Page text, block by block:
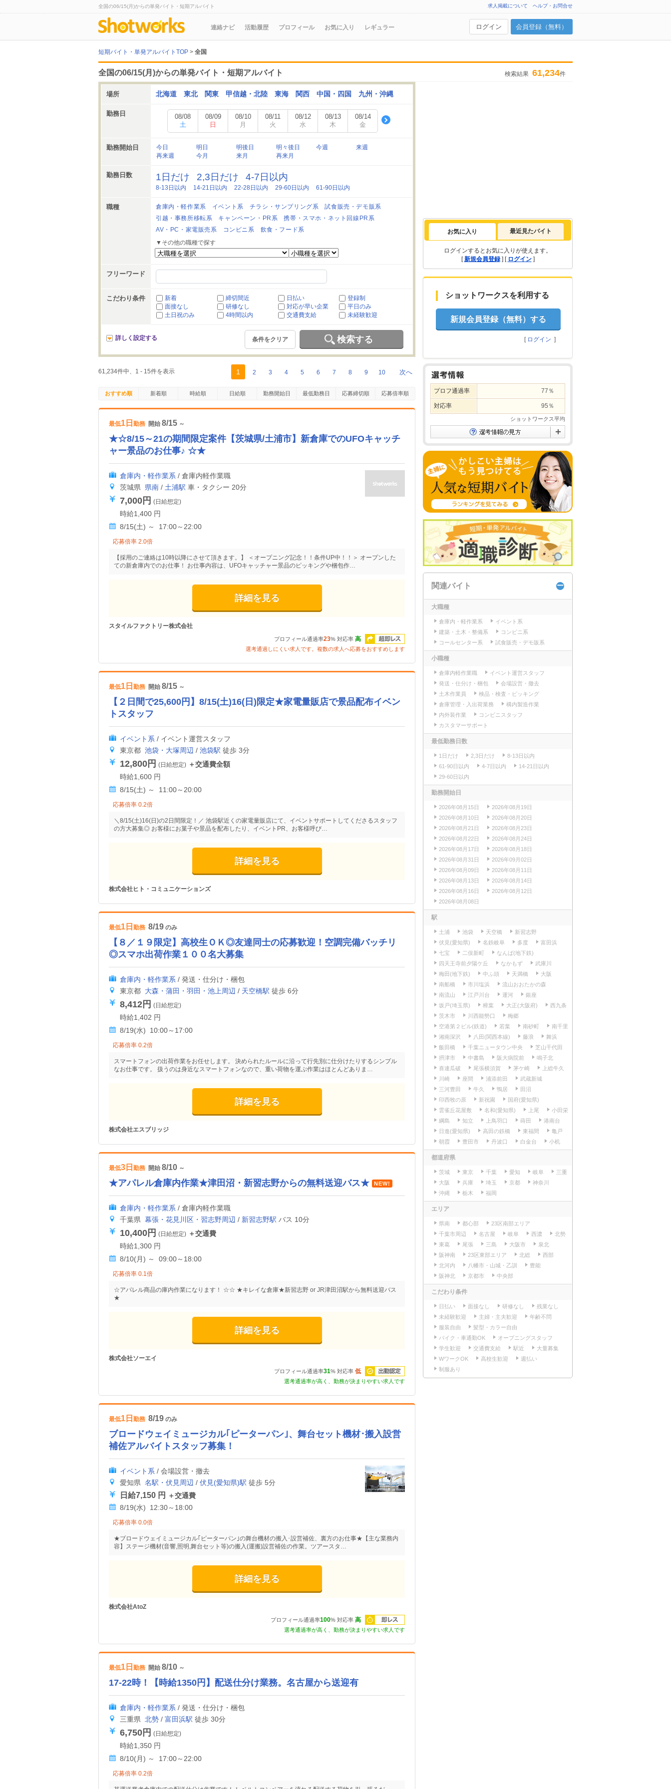
全国の06/15(月)からの単発バイト・短期アルバイト 求人掲載について ヘルプ・お問合せ
連絡ナビ 活動履歴 プロフィール お気に入り レギュラー ログイン 会員登録（無料）
短期バイト・単発アルバイトTOP > 全国
全国の06/15(月)からの単発バイト・短期アルバイト 検索結果 61,234件
場所 北海道 東北 関東 甲信越・北陸 東海 関西 中国・四国 九州・沖縄
勤務日
08/08
土
08/09
日
08/10
月
08/11
火
08/12
水
08/13
木
08/14
金
勤務開始日 今日 明日 明後日 明々後日 今週
来週
再来週
今月 来月 再来月
勤務日数 1日だけ 2,3日だけ 4-7日以内
8-13日以内 14-21日以内 22-28日以内 29-60日以内 61-90日以内
職種 倉庫内・軽作業系 イベント系 チラシ・サンプリング系
試食販売・デモ販系
引越・事務所移転系
キャンペーン・PR系
携帯・スマホ・ネット回線PR系
AV・PC・家電販売系
コンビニ系
飲食・フード系
▼その他の職種で探す
フリーワード
こだわり条件 新着 締切間近 日払い
登録制
面接なし
研修なし 対応が早い企業
平日のみ
土日祝のみ
4時間以内 交通費支給 未経験歓迎
詳しく設定する 条件をクリア 検索する
61,234件中、1 - 15件を表示 1 2 3 4 5 6 7 8 9 10 次へ
おすすめ順 新着順 時給順 日給順 勤務開始日 最低勤務日 応募締切順 応募倍率順
最低1日 勤務 開始 8/15 ～
★☆8/15～21の期間限定案件【茨城県/土浦市】新倉庫でのUFOキャッチ
ャー景品のお仕事♪ ☆★
倉庫内・軽作業系 / 倉庫内軽作業職
茨城県 県南 / 土浦駅 車・タクシー 20分
7,000円 (日給想定)
時給1,400 円
8/15(土) ～ 17:00～22:00
応募倍率 2.0倍
【採用のご連絡は10時以降にさせて頂きます。】 ＜オープニング記念！！条件UP中！！＞ オープンした
ての新倉庫内でのお仕事！ お仕事内容は、UFOキャッチャー景品のピッキングや梱包作…
詳細を見る
スタイルファクトリー株式会社
プロフィール通過率23% 対応率 高
選考通過しにくい求人です。複数の求人へ応募をおすすめします
最低1日 勤務 開始 8/15 ～
【２日間で25,600円】8/15(土)16(日)限定★家電量販店で景品配布イベン
トスタッフ
イベント系 / イベント運営スタッフ
東京都 池袋・大塚周辺 / 池袋駅 徒歩 3分
12,800円 (日給想定) ＋交通費全額
時給1,600 円
8/15(土) ～ 11:00～20:00
応募倍率 0.2倍
＼8/15(土)16(日)の2日間限定！／ 池袋駅近くの家電量販店にて、イベントサポートしてくださるスタッフ
の方大募集◎ お客様にお菓子や景品を配布したり、イベントPR、お客様呼び…
詳細を見る
株式会社ヒト・コミュニケーションズ
最低1日 勤務 8/19 のみ
【８／１９限定】高校生ＯＫ◎友達同士の応募歓迎！空調完備バッチリ
◎スマホ出荷作業１００名大募集
倉庫内・軽作業系 / 発送・仕分け・梱包
東京都 大森・蒲田・羽田・池上周辺 / 天空橋駅 徒歩 6分
8,412円 (日給想定)
時給1,402 円
8/19(水) 10:00～17:00
応募倍率 0.2倍
スマートフォンの出荷作業をお任せします。 決められたルールに沿って行先別に仕分けたりするシンプル
なお仕事です。 扱うのは身近なスマートフォンなので、重い荷物を運ぶ作業はほとんどありま…
詳細を見る
株式会社エスブリッジ
最低3日 勤務 開始 8/10 ～
★アパレル倉庫内作業★津田沼・新習志野からの無料送迎バス★ NEW!
倉庫内・軽作業系 / 倉庫内軽作業職
千葉県 幕張・花見川区・習志野周辺 / 新習志野駅 バス 10分
10,400円 (日給想定) ＋交通費
時給1,300 円
8/10(月) ～ 09:00～18:00
応募倍率 0.1倍
☆アパレル商品の庫内作業になります！ ☆☆ ★キレイな倉庫★新習志野 or JR津田沼駅から無料送迎バス
★
詳細を見る
株式会社ソーエイ
プロフィール通過率31% 対応率 低
選考通過率が高く、勤務が決まりやすい求人です
最低1日 勤務 8/19 のみ
ブロードウェイミュージカル｢ピーターパン｣、舞台セット機材･搬入設営
補佐アルバイトスタッフ募集！
イベント系 / 会場設営・撤去
愛知県 名駅・伏見周辺 / 伏見(愛知県)駅 徒歩 5分
日給7,150 円
＋交通費
8/19(水) 12:30～18:00
応募倍率 0.0倍
★ブロードウェイミュージカル｢ピーターパン｣の舞台機材の搬入･設営補佐、裏方のお仕事★【主な業務内
容】ステージ機材(音響,照明,舞台セット等)の搬入(運搬)設営補佐の作業。ツアースタ…
詳細を見る
株式会社AtoZ
プロフィール通過率100% 対応率 高
選考通過率が高く、勤務が決まりやすい求人です
最低1日 勤務 開始 8/10 ～
17-22時！【時給1350円】配送仕分け業務。名古屋から送迎有
倉庫内・軽作業系 / 発送・仕分け・梱包
三重県 北勢 / 富田浜駅 徒歩 30分
6,750円 (日給想定)
時給1,350 円
8/10(月) ～ 17:00～22:00
応募倍率 0.2倍
お気に入り 最近見たバイト
ログインするとお気に入りが使えます。
[新規会員登録] [ ログイン]
ショットワークスを利用する
新規会員登録（無料）する
[ ログイン ]
プロフ通過率 77％
対応率 95％
ショットワークス平均
関連バイト
大職種
倉庫内・軽作業系
イベント系
建築・土木・整備系
コンビニ系
コールセンター系
試食販売・デモ販系
小職種
倉庫内軽作業職
イベント運営スタッフ
発送・仕分け・梱包
会場設営・撤去
土木作業員
検品・検査・ピッキング
倉庫管理・入出荷業務
構内製造作業
内外装作業
コンビニスタッフ
カスタマーサポート
最低勤務日数
1日だけ 2,3日だけ
8-13日以内
61-90日以内
4-7日以内
14-21日以内
29-60日以内
勤務開始日
2026年08月15日
2026年08月19日
2026年08月10日
2026年08月20日
2026年08月21日
2026年08月23日
2026年08月22日
2026年08月24日
2026年08月17日
2026年08月18日
2026年08月31日
2026年09月02日
2026年08月09日
2026年08月11日
2026年08月13日
2026年08月14日
2026年08月16日
2026年08月12日
2026年08月08日
駅
土浦 池袋 天空橋
新習志野
伏見(愛知県)
名鉄岐阜 多度
富田浜
七宝
二俣新町
なんば(地下鉄)
四天王寺前夕陽ケ丘
なかもず
武庫川
梅田(地下鉄)
中ふ頭 天満橋
大阪
南船橋
市川塩浜
流山おおたかの森
南流山
江戸川台 運河
銀座
坂戸(埼玉県)
樟葉 大正(大阪府)
西九条
茨木市
川西能勢口
梅郷
空港第２ビル(鉄道)
若葉 南砂町
南千里
湘南深沢
八田(関西本線) 藤浪
舞浜
飯田橋
千葉ニュータウン中央
芝山千代田
摂津市
中書島 阪大病院前
鳴子北
喜連瓜破
尾張横須賀 茅ケ崎
上総牛久
川崎
座間 浦添前田
武蔵新城
三河豊田
牛久 鴨居
田沼
印西牧の原
新祝園
国府(愛知県)
雲雀丘花屋敷
名和(愛知県) 上尾
小田栄
綱島
知立 上鳥羽口 蒔田
港南台
日進(愛知県)
高田の鉄橋 東福間
亀戸
朝霞
豊田市 丹波口 白金台 小机
都道府県
茨城 東京 千葉 愛知 岐阜
三重
大阪
兵庫 埼玉 京都
神奈川
沖縄
栃木 福岡
エリア
県南 都心部
23区南部エリア
千葉市周辺
名古屋 岐阜 西濃
北勢
東葛
尾張 三島 大阪市
泉北
阪神南
23区東部エリア 北総
西部
北河内
八幡市・山城・乙訓
豊能
阪神北
京都市 中央部
こだわり条件
日払い 面接なし 研修なし
残業なし
未経験歓迎
主婦・主夫歓迎
年齢不問
服装自由
髪型・カラー自由
バイク・車通勤OK
オープニングスタッフ
学生歓迎
交通費支給 駅近
大量募集
WワークOK
高校生歓迎
週払い
制服あり